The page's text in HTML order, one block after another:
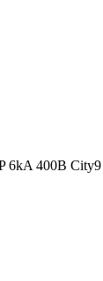
6kA 400В City9